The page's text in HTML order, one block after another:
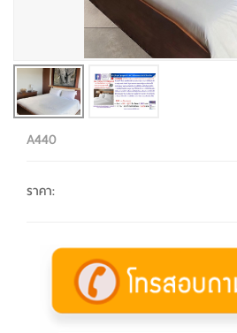
A440
ราคา: